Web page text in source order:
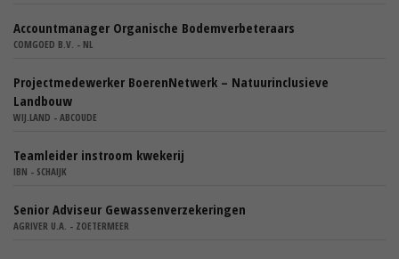
Accountmanager Organische Bodemverbeteraars
COMGOED B.V. - NL
Projectmedewerker BoerenNetwerk – Natuurinclusieve
Landbouw
WIJ.LAND - ABCOUDE
Teamleider instroom kwekerij
IBN - SCHAIJK
Senior Adviseur Gewassenverzekeringen
AGRIVER U.A. - ZOETERMEER